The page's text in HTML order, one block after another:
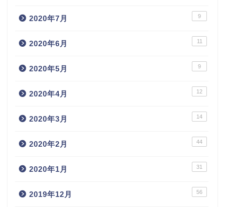
2020年7月 9
2020年6月 11
2020年5月 9
2020年4月 12
2020年3月 14
2020年2月 44
2020年1月 31
2019年12月 56